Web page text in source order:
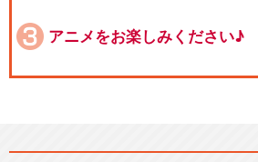
アニメをお楽しみください♪